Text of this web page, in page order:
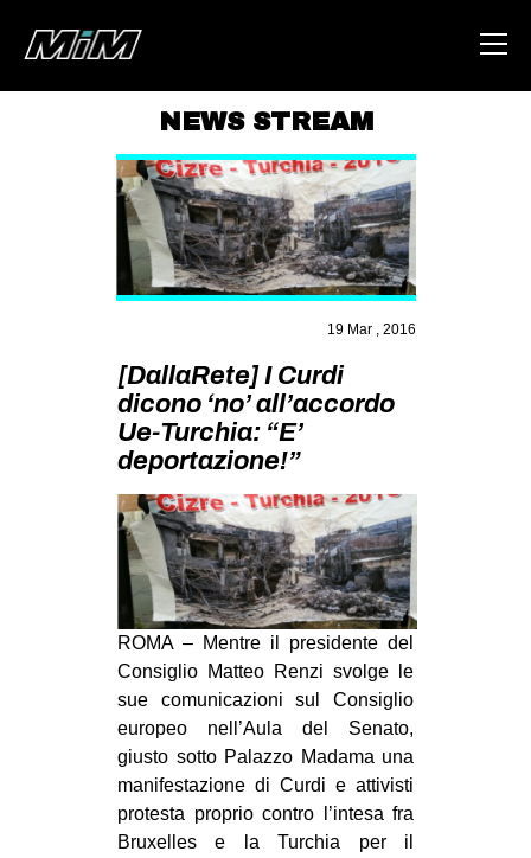
ABOUT
AREA
DEGENERAZIONE
GAZA FREESTYLE
CSOA LAMBRETTA
MSM
STUDENTI TSUNAMI
ZAM
MILANO
MOBILITAZIONI
SPAZI
SPORT POPOLARE
AMBIENTE
ANTIFASCISMO
DIRITTO ALL’ABITARE
NEWS STREAM
19 Mar , 2016
[DallaRete] I Curdi
dicono ‘no’ all’accordo
Ue-Turchia: “E’
deportazione!”
ROMA – Mentre il presidente del
Consiglio Matteo Renzi svolge le
sue comunicazioni sul Consiglio
europeo nell’Aula del Senato,
giusto sotto Palazzo Madama una
manifestazione di Curdi e attivisti
protesta proprio contro l’intesa fra
Bruxelles e la Turchia per il